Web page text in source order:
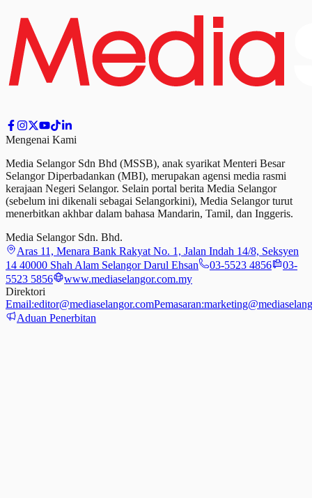
Mengenai Kami
Media Selangor Sdn Bhd (MSSB), anak syarikat Menteri Besar
Selangor Diperbadankan (MBI), merupakan agensi media rasmi
kerajaan Negeri Selangor. Selain portal berita Media Selangor
(sebelum ini dikenali sebagai Selangorkini), Media Selangor turut
menerbitkan akhbar dalam bahasa Mandarin, Tamil, dan Inggeris.
Media Selangor Sdn. Bhd.
Aras 11, Menara Bank Rakyat No. 1, Jalan Indah 14/8, Seksyen
14 40000 Shah Alam Selangor Darul Ehsan
03-5523 4856
03-
5523 5856
www.mediaselangor.com.my
Direktori
Email:editor@mediaselangor.comPemasaran:
Aduan Penerbitan